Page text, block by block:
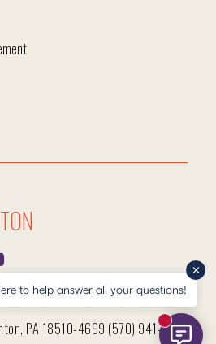
PA 18510-4699 (570) 941-7400
to help answer all your questions!
New